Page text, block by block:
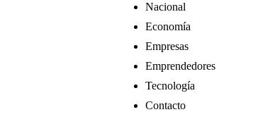
Nacional
Economía
Empresas
Emprendedores
Tecnología
Contacto